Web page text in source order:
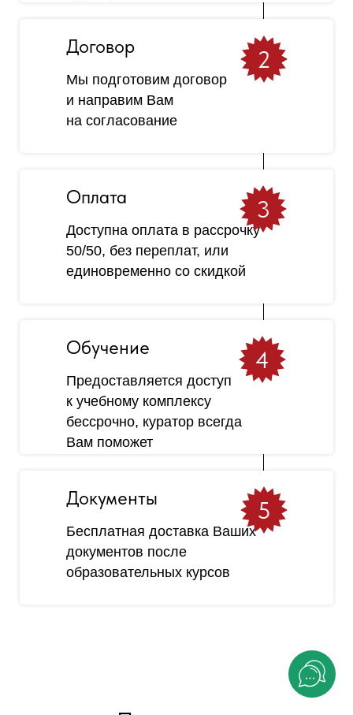
Оплата
Доступна оплата в рассрочку
50/50, без переплат, или
единовременно со скидкой
3
Документы
Бесплатная доставка Ваших
документов после
образовательных курсов
5
Договор
Мы подготовим договор
и направим Вам
на согласование
2
Обучение
Предоставляется доступ
к учебному комплексу
бессрочно, куратор всегда
Вам поможет
4